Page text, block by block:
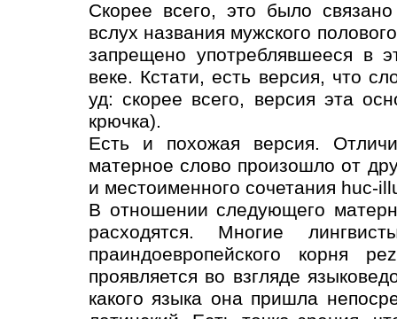
Скорее всего, это было
вслух названия мужского
запрещено употреблявшееся в
веке. Кстати, есть версия, что
уд: скорее всего, версия эта
крючка).
Есть и похожая версия.
матерное слово произошло от
и местоименного сочетания huc-
В отношении следующего
расходятся. Многие
праиндоевропейского корня
проявляется во взгляде
какого языка она пришла